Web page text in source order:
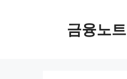
금융노트